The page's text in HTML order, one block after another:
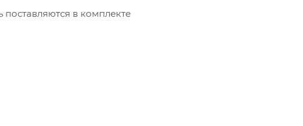
поставляются в комплекте